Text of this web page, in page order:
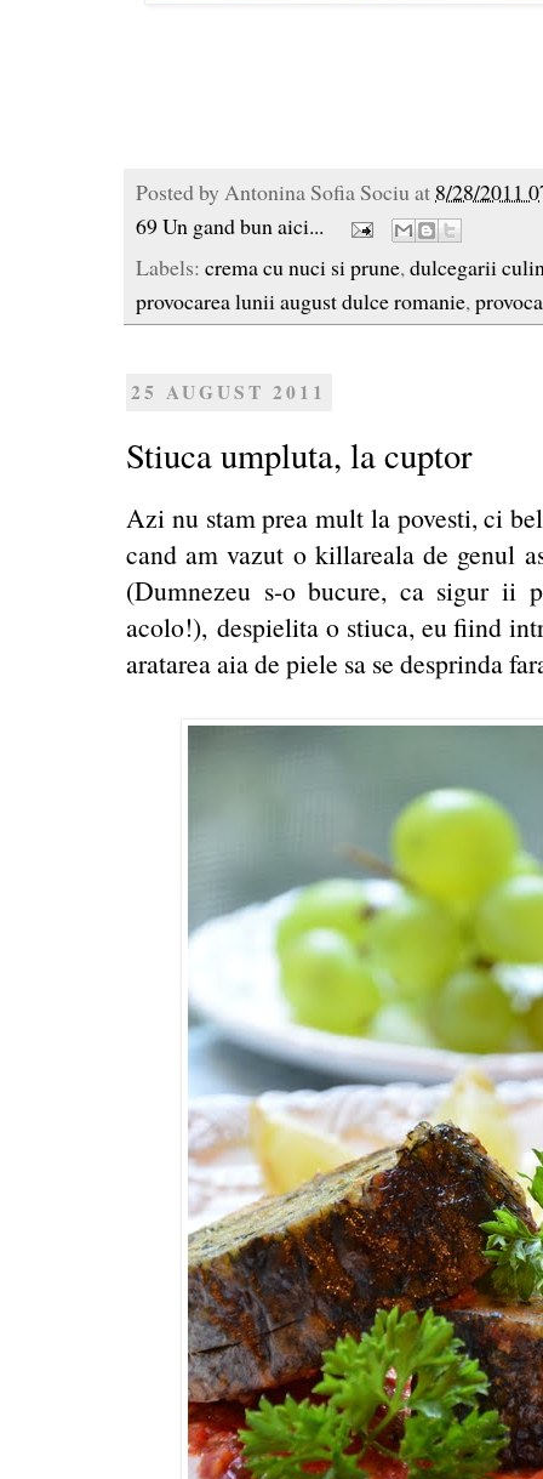
Posted by Antonina Sofia Sociu at 8/28/2011
69 Un gand bun aici...
Labels: crema cu nuci si prune, dulcegarii
provocarea lunii august dulce romanie,
25 AUGUST 2011
Stiuca umpluta, la cuptor
Azi nu stam prea mult la povesti, ci
cand am vazut o killareala de genul
(Dumnezeu s-o bucure, ca sigur ii
acolo!), despielita o stiuca, eu fiind
aratarea aia de piele sa se desprinda